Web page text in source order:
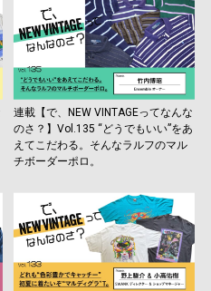
連載【で、NEW VINTAGEってなんな
のさ？】Vol.135 “どうでもいい”をあ
えてこだわる。そんなラルフのマル
チボーダーポロ。